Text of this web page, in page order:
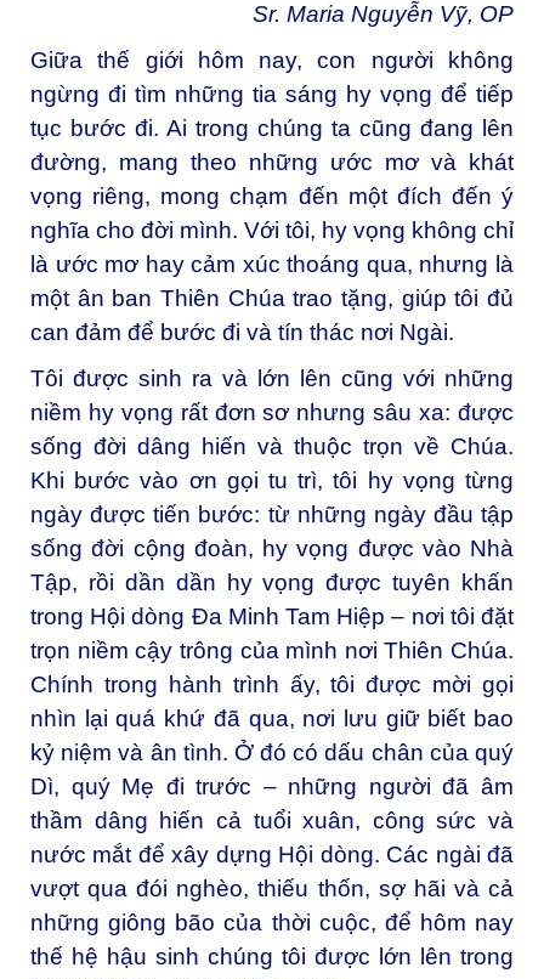
Sr. Maria Nguyễn Vỹ, OP
Giữa thế giới hôm nay, con người không
ngừng đi tìm những tia sáng hy vọng để tiếp
tục bước đi. Ai trong chúng ta cũng đang lên
đường, mang theo những ước mơ và khát
vọng riêng, mong chạm đến một đích đến ý
nghĩa cho đời mình. Với tôi, hy vọng không chỉ
là ước mơ hay cảm xúc thoáng qua, nhưng là
một ân ban Thiên Chúa trao tặng, giúp tôi đủ
can đảm để bước đi và tín thác nơi Ngài.
Tôi được sinh ra và lớn lên cũng với những
niềm hy vọng rất đơn sơ nhưng sâu xa: được
sống đời dâng hiến và thuộc trọn về Chúa.
Khi bước vào ơn gọi tu trì, tôi hy vọng từng
ngày được tiến bước: từ những ngày đầu tập
sống đời cộng đoàn, hy vọng được vào Nhà
Tập, rồi dần dần hy vọng được tuyên khấn
trong Hội dòng Đa Minh Tam Hiệp – nơi tôi đặt
trọn niềm cậy trông của mình nơi Thiên Chúa.
Chính trong hành trình ấy, tôi được mời gọi
nhìn lại quá khứ đã qua, nơi lưu giữ biết bao
kỷ niệm và ân tình. Ở đó có dấu chân của quý
Dì, quý Mẹ đi trước – những người đã âm
thầm dâng hiến cả tuổi xuân, công sức và
nước mắt để xây dựng Hội dòng. Các ngài đã
vượt qua đói nghèo, thiếu thốn, sợ hãi và cả
những giông bão của thời cuộc, để hôm nay
thế hệ hậu sinh chúng tôi được lớn lên trong